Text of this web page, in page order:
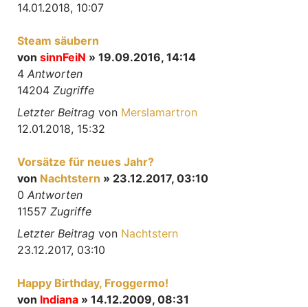
14.01.2018, 10:07
Steam säubern
von sinnFeiN » 19.09.2016, 14:14
4 Antworten
14204 Zugriffe
Letzter Beitrag von Merslamartron
12.01.2018, 15:32
Vorsätze für neues Jahr?
von Nachtstern » 23.12.2017, 03:10
0 Antworten
11557 Zugriffe
Letzter Beitrag von Nachtstern
23.12.2017, 03:10
Happy Birthday, Froggermo!
von Indiana » 14.12.2009, 08:31